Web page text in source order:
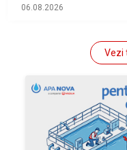
06.08.2026
Vezi